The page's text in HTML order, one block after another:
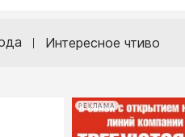
Интересное чтиво
РЕКЛАМА